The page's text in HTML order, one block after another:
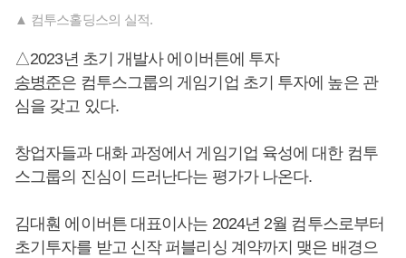
▲ 컴투스홀딩스의 실적.
△2023년 초기 개발사 에이버튼에 투자
송병준은 컴투스그룹의 게임기업 초기 투자에 높은 관
심을 갖고 있다.
창업자들과 대화 과정에서 게임기업 육성에 대한 컴투
스그룹의 진심이 드러난다는 평가가 나온다.
김대훤 에이버튼 대표이사는 2024년 2월 컴투스로부터
초기투자를 받고 신작 퍼블리싱 계약까지 맺은 배경으